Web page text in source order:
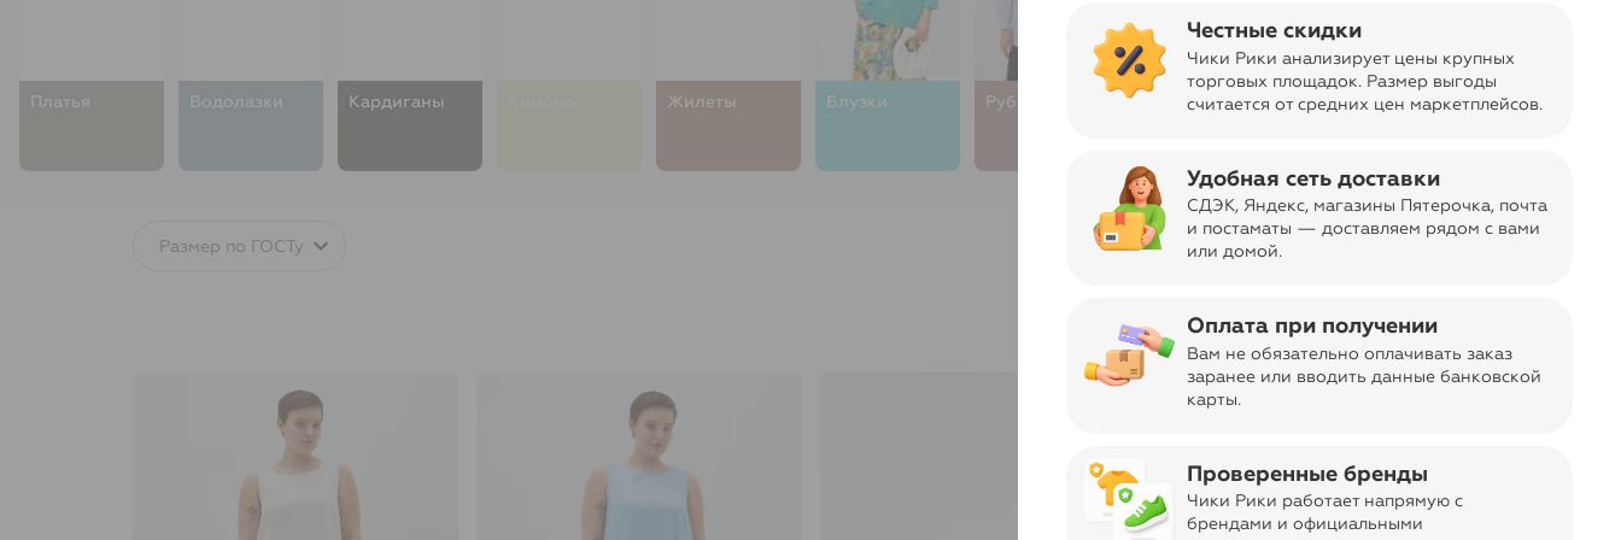
Честные скидки
Чики Рики анализирует цены крупных
торговых площадок. Размер выгоды
считается от средних цен маркетплейсов.
Удобная сеть доставки
СДЭК, Яндекс, магазины Пятерочка, почта
и постаматы — доставляем рядом с вами
или домой.
Оплата при получении
Вам не обязательно оплачивать заказ
заранее или вводить данные банковской
карты.
Проверенные бренды
Чики Рики работает напрямую с
брендами и официальными
Платья Водолазки Кардиганы Жилеты Блузки Рубашки Туники Боди Костюмы
Размер по ГОСТу
sync_altСортировать